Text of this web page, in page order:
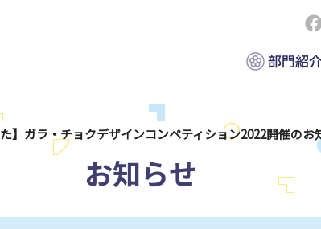
た】ガラ・チョクデザインコンペティション2022開催のお
お知らせ